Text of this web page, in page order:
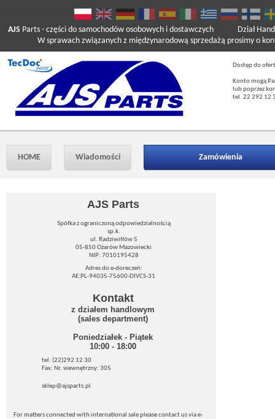
AJS Parts - części do samochodów osobowych i dostawczych
W sprawach związanych z międzynarodową sprzedażą prosimy o
Dział
Dostęp do
Konto mogą
lub poprzez
tel. 22 292 12
HOME Wiadomości Zamówienia
AJS Parts
Spółka z ograniczoną odpowiedzialnością
sp.k.
ul. Radziwiłłów 5
05-850 Ożarów Mazowiecki
NIP: 7010195428
Adres do e-doreczeń:
AE:PL-94035-75600-DIVCS-31
Kontakt
z działem handlowym
(sales department)
Poniedziałek - Piątek
10:00 - 18:00
tel. (22)292 12 30
Fax: Nr. wewnętrzny: 305
sklep@ajsparts.pl
For matters connected with international sale please contact us via e-